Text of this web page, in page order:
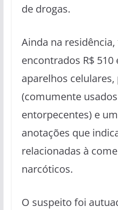
de drogas.
Ainda na
encontrados R$
aparelhos celulares,
(comumente
entorpecentes) e
anotações que
relacionadas à
narcóticos.
O suspeito foi